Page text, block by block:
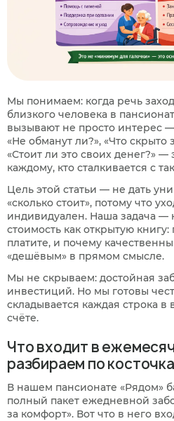
Мы понимаем: когда речь
близкого человека в
вызывают не просто интерес
«Не обманут ли?», «Что
«Стоит ли это своих денег?»
каждому, кто сталкивается с
Цель этой статьи — не дать
«сколько стоит», потому что
индивидуален. Наша задача —
стоимость как открытую
платите, и почему
«дешёвым» в прямом смысле.
Мы не скрываем: достойная
инвестиций. Но мы готовы
складывается каждая строка
счёте.
Что входит в
разбираем по
В нашем пансионате «Рядом»
полный пакет ежедневной
за комфорт». Вот что в него